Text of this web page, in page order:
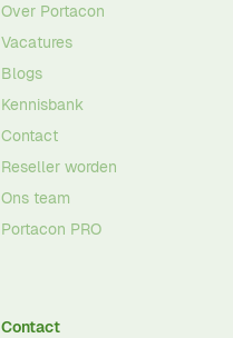
Over Portacon
Vacatures
Blogs
Kennisbank
Contact
Reseller worden
Ons team
Portacon PRO
Contact